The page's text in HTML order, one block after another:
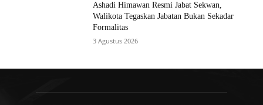
Ashadi Himawan Resmi Jabat Sekwan,
Walikota Tegaskan Jabatan Bukan Sekadar
Formalitas
3 Agustus 2026